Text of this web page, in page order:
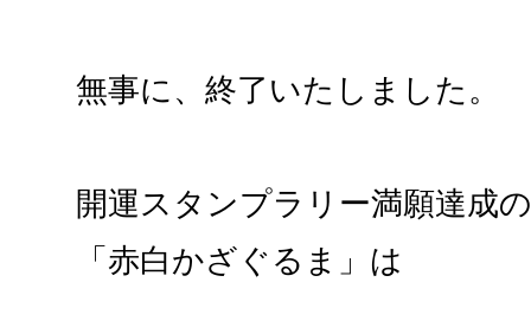
無事に、終了いたしました。
開運スタンプラリー満願達成
「赤白かざぐるま」は